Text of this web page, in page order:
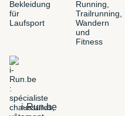
i-Run.be